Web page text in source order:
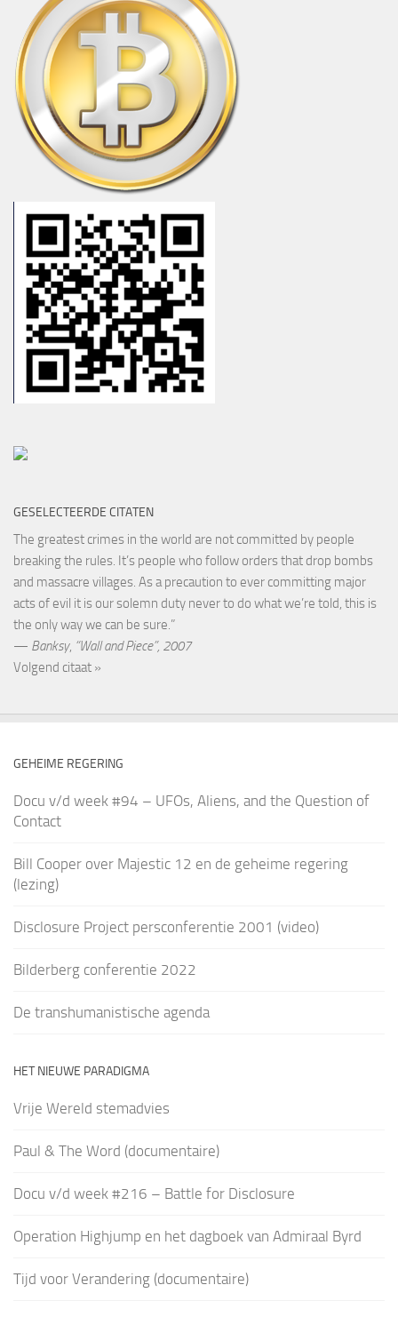
GESELECTEERDE CITATEN
The greatest crimes in the world are not committed by people
breaking the rules. It’s people who follow orders that drop bombs
and massacre villages. As a precaution to ever committing major
acts of evil it is our solemn duty never to do what we’re told, this is
the only way we can be sure.”
— Banksy, “Wall and Piece”, 2007
Volgend citaat »
GEHEIME REGERING
Docu v/d week #94 – UFOs, Aliens, and the Question of
Contact
Bill Cooper over Majestic 12 en de geheime regering
(lezing)
Disclosure Project persconferentie 2001 (video)
Bilderberg conferentie 2022
De transhumanistische agenda
HET NIEUWE PARADIGMA
Vrije Wereld stemadvies
Paul & The Word (documentaire)
Docu v/d week #216 – Battle for Disclosure
Operation Highjump en het dagboek van Admiraal Byrd
Tijd voor Verandering (documentaire)